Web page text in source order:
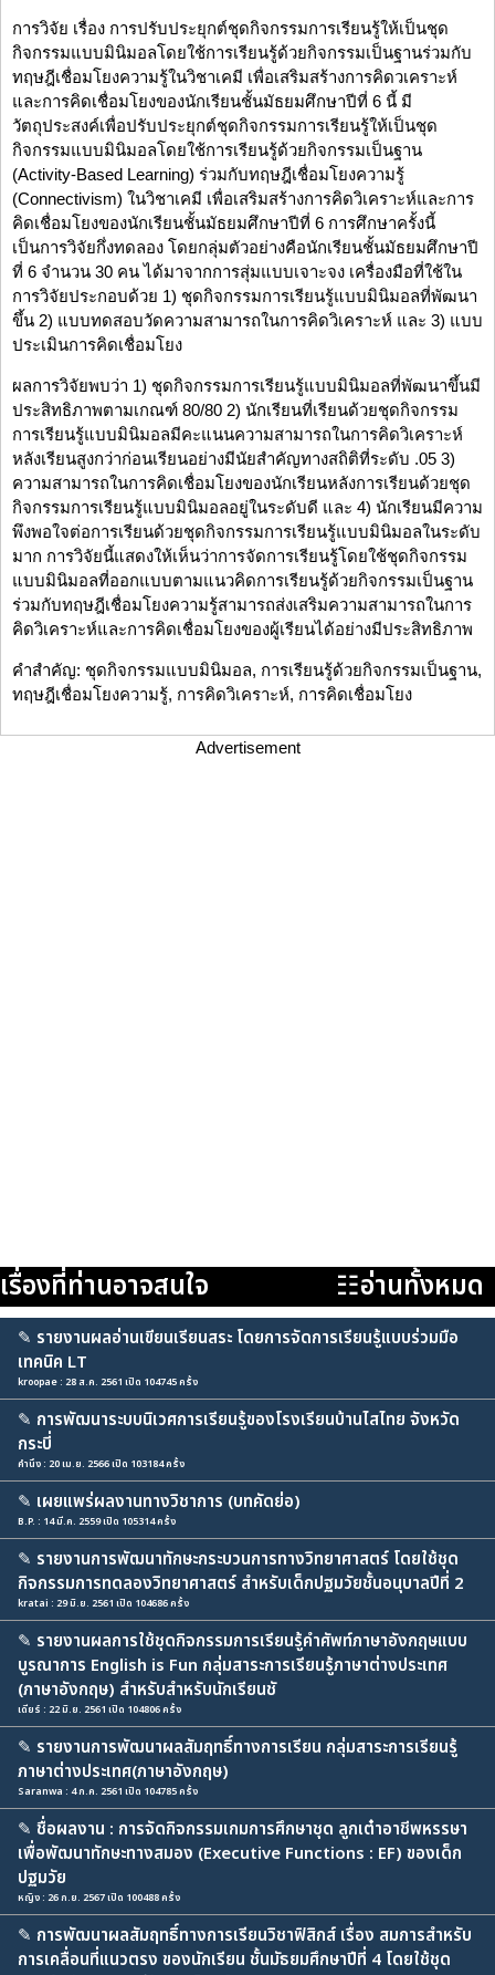
การวิจัย เรื่อง การปรับประยุกต์ชุดกิจกรรมการเรียนรู้ให้เป็นชุด
กิจกรรมแบบมินิมอลโดยใช้การเรียนรู้ด้วยกิจกรรมเป็นฐานร่วมกับ
ทฤษฎีเชื่อมโยงความรู้ในวิชาเคมี เพื่อเสริมสร้างการคิดวเคราะห์
และการคิดเชื่อมโยงของนักเรียนชั้นมัธยมศึกษาปีที่ 6 นี้ มี
วัตถุประสงค์เพื่อปรับประยุกต์ชุดกิจกรรมการเรียนรู้ให้เป็นชุด
กิจกรรมแบบมินิมอลโดยใช้การเรียนรู้ด้วยกิจกรรมเป็นฐาน
(Activity-Based Learning) ร่วมกับทฤษฎีเชื่อมโยงความรู้
(Connectivism) ในวิชาเคมี เพื่อเสริมสร้างการคิดวิเคราะห์และการ
คิดเชื่อมโยงของนักเรียนชั้นมัธยมศึกษาปีที่ 6 การศึกษาครั้งนี้
เป็นการวิจัยกึ่งทดลอง โดยกลุ่มตัวอย่างคือนักเรียนชั้นมัธยมศึกษาปี
ที่ 6 จำนวน 30 คน ได้มาจากการสุ่มแบบเจาะจง เครื่องมือที่ใช้ใน
การวิจัยประกอบด้วย 1) ชุดกิจกรรมการเรียนรู้แบบมินิมอลที่พัฒนา
ขึ้น 2) แบบทดสอบวัดความสามารถในการคิดวิเคราะห์ และ 3) แบบ
ประเมินการคิดเชื่อมโยง
ผลการวิจัยพบว่า 1) ชุดกิจกรรมการเรียนรู้แบบมินิมอลที่พัฒนาขึ้นมี
ประสิทธิภาพตามเกณฑ์ 80/80 2) นักเรียนที่เรียนด้วยชุดกิจกรรม
การเรียนรู้แบบมินิมอลมีคะแนนความสามารถในการคิดวิเคราะห์
หลังเรียนสูงกว่าก่อนเรียนอย่างมีนัยสำคัญทางสถิติที่ระดับ .05 3)
ความสามารถในการคิดเชื่อมโยงของนักเรียนหลังการเรียนด้วยชุด
กิจกรรมการเรียนรู้แบบมินิมอลอยู่ในระดับดี และ 4) นักเรียนมีความ
พึงพอใจต่อการเรียนด้วยชุดกิจกรรมการเรียนรู้แบบมินิมอลในระดับ
มาก การวิจัยนี้แสดงให้เห็นว่าการจัดการเรียนรู้โดยใช้ชุดกิจกรรม
แบบมินิมอลที่ออกแบบตามแนวคิดการเรียนรู้ด้วยกิจกรรมเป็นฐาน
ร่วมกับทฤษฎีเชื่อมโยงความรู้สามารถส่งเสริมความสามารถในการ
คิดวิเคราะห์และการคิดเชื่อมโยงของผู้เรียนได้อย่างมีประสิทธิภาพ
คำสำคัญ: ชุดกิจกรรมแบบมินิมอล, การเรียนรู้ด้วยกิจกรรมเป็นฐาน,
ทฤษฎีเชื่อมโยงความรู้, การคิดวิเคราะห์, การคิดเชื่อมโยง
Advertisement
เรื่องที่ท่านอาจสนใจ ☷อ่านทั้งหมด
✎ รายงานผลอ่านเขียนเรียนสระ โดยการจัดการเรียนรู้แบบร่วมมือ
เทคนิค LT
kroopae : 28 ส.ค. 2561 เปิด 104745 ครั้ง
✎ การพัฒนาระบบนิเวศการเรียนรู้ของโรงเรียนบ้านไสไทย จังหวัด
กระบี่
คำนึง : 20 เม.ย. 2566 เปิด 103184 ครั้ง
✎ เผยแพร่ผลงานทางวิชาการ (บทคัดย่อ)
B.P. : 14 มี.ค. 2559 เปิด 105314 ครั้ง
✎ รายงานการพัฒนาทักษะกระบวนการทางวิทยาศาสตร์ โดยใช้ชุด
กิจกรรมการทดลองวิทยาศาสตร์ สำหรับเด็กปฐมวัยชั้นอนุบาลปีที่ 2
kratai : 29 มิ.ย. 2561 เปิด 104686 ครั้ง
✎ รายงานผลการใช้ชุดกิจกรรมการเรียนรู้คำศัพท์ภาษาอังกฤษแบบ
บูรณาการ English is Fun กลุ่มสาระการเรียนรู้ภาษาต่างประเทศ
(ภาษาอังกฤษ) สำหรับสำหรับนักเรียนชั
เดียร์ : 22 มิ.ย. 2561 เปิด 104806 ครั้ง
✎ รายงานการพัฒนาผลสัมฤทธิ์ทางการเรียน กลุ่มสาระการเรียนรู้
ภาษาต่างประเทศ(ภาษาอังกฤษ)
Saranwa : 4 ก.ค. 2561 เปิด 104785 ครั้ง
✎ ชื่อผลงาน : การจัดกิจกรรมเกมการศึกษาชุด ลูกเต๋าอาชีพหรรษา
เพื่อพัฒนาทักษะทางสมอง (Executive Functions : EF) ของเด็ก
ปฐมวัย
หญิง : 26 ก.ย. 2567 เปิด 100488 ครั้ง
✎ การพัฒนาผลสัมฤทธิ์ทางการเรียนวิชาฟิสิกส์ เรื่อง สมการสำหรับ
การเคลื่อนที่แนวตรง ของนักเรียน ชั้นมัธยมศึกษาปีที่ 4 โดยใช้ชุด